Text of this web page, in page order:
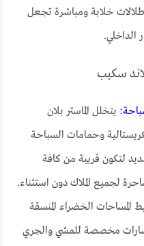
خلابة ومباشرة تجعل
الداخلي.
سكيب
يتخلل الماستر بلان
وحمامات السباحة
لتكون قريبة من كافة
لجميع الملاك دون استثناء.
المساحات الخضراء المنسقة
مخصصة للمشي والجري